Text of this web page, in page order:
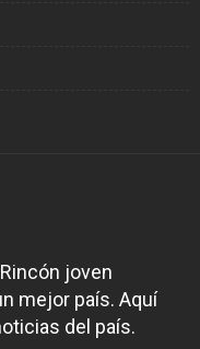
joven
mejor país. Aquí
del país.